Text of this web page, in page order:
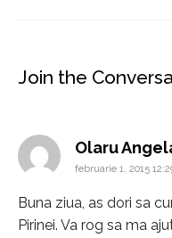
Join the
Olaru
februarie 1, 2015
Buna ziua, as dori sa
Pirinei. Va rog sa ma